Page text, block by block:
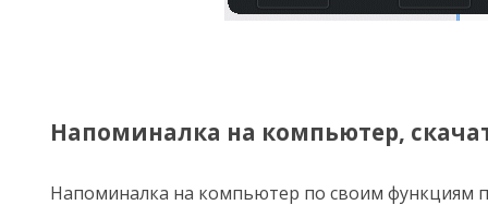
Напоминалка на компьютер,
Напоминалка на компьютер по своим функциям